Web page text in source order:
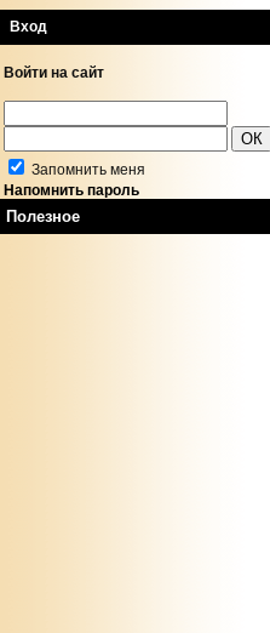
Вход
Войти на сайт
Запомнить меня
Напомнить пароль
Полезное